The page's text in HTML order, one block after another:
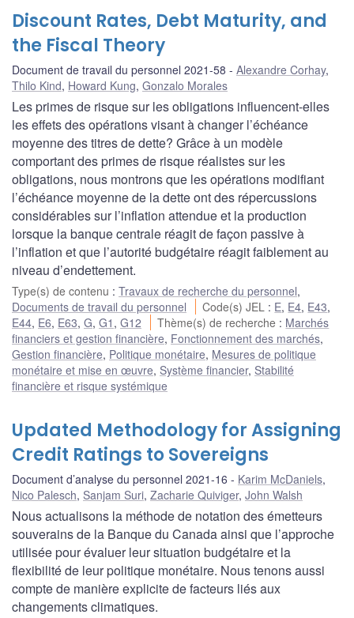
Discount Rates, Debt Maturity, and
the Fiscal Theory
Document de travail du personnel 2021-58 Alexandre Corhay,
Thilo Kind, Howard Kung, Gonzalo Morales
Les primes de risque sur les obligations influencent-elles
les effets des opérations visant à changer l’échéance
moyenne des titres de dette? Grâce à un modèle
comportant des primes de risque réalistes sur les
obligations, nous montrons que les opérations modifiant
l’échéance moyenne de la dette ont des répercussions
considérables sur l’inflation attendue et la production
lorsque la banque centrale réagit de façon passive à
l’inflation et que l’autorité budgétaire réagit faiblement au
niveau d’endettement.
Type(s) de contenu : Travaux de recherche du personnel,
Documents de travail du personnel
Code(s) JEL : E, E4, E43,
E44, E6, E63, G, G1 , G12 Thème(s) de recherche : Marchés
financiers et gestion financière, Fonctionnement des marchés,
Gestion financière, Politique monétaire, Mesures de politique
monétaire et mise en œuvre, Système financier, Stabilité
financière et risque systémique
Updated Methodology for Assigning
Credit Ratings to Sovereigns
Document d’analyse du personnel 2021-16 Karim McDaniels,
Nico Palesch, Sanjam Suri, Zacharie Quiviger, John Walsh
Nous actualisons la méthode de notation des émetteurs
souverains de la Banque du Canada ainsi que l’approche
utilisée pour évaluer leur situation budgétaire et la
flexibilité de leur politique monétaire. Nous tenons aussi
compte de manière explicite de facteurs liés aux
changements climatiques.